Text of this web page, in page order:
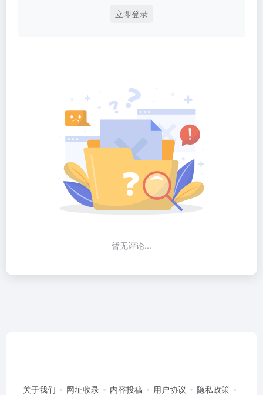
立即登录
暂无评论...
关于我们 网址收录 内容投稿 用户协议 隐私政策